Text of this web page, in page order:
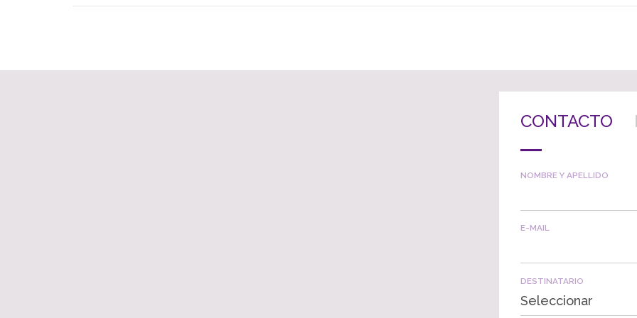
CONTACTO
NOMBRE Y APELLIDO
E-MAIL
DESTINATARIO
Seleccionar